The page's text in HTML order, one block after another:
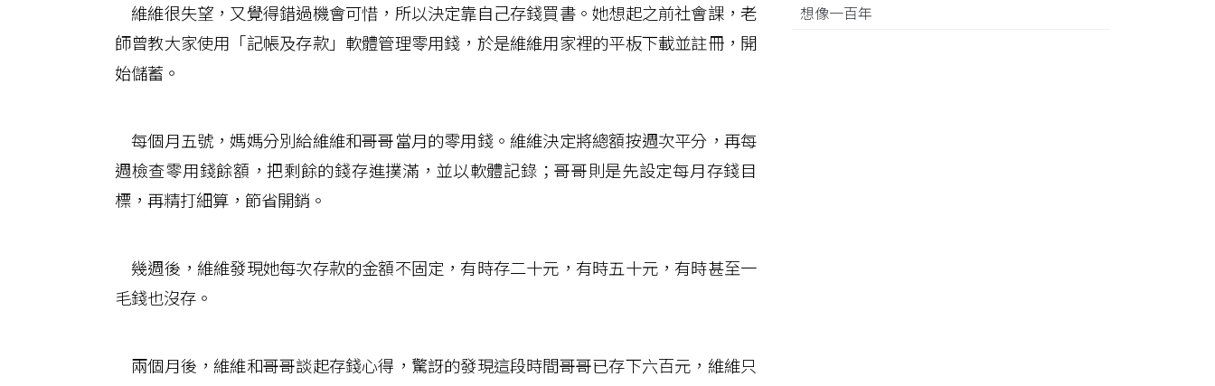
維維很失望，又覺得錯過機會可惜，所以決定靠自己存錢買書。她想起之前社會課，老
師曾教大家使用「記帳及存款」軟體管理零用錢，於是維維用家裡的平板下載並註冊，開
始儲蓄。
每個月五號，媽媽分別給維維和哥哥當月的零用錢。維維決定將總額按週次平分，再每
週檢查零用錢餘額，把剩餘的錢存進撲滿，並以軟體記錄；哥哥則是先設定每月存錢目
標，再精打細算，節省開銷。
幾週後，維維發現她每次存款的金額不固定，有時存二十元，有時五十元，有時甚至一
毛錢也沒存。
兩個月後，維維和哥哥談起存錢心得，驚訝的發現這段時間哥哥已存下六百元，維維只
想像一百年